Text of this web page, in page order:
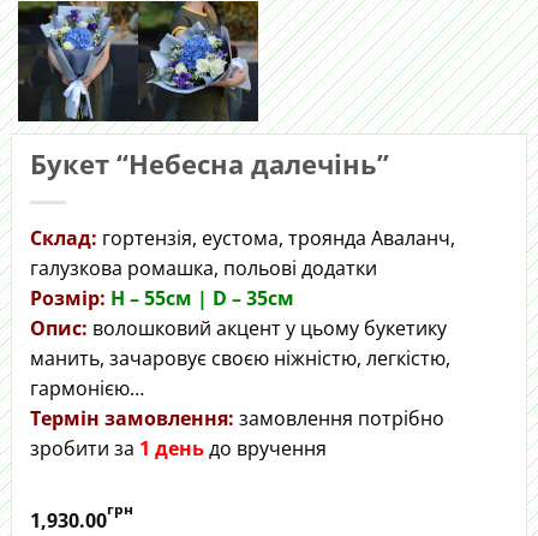
Букет “Небесна далечінь”
Склад: гортензія, еустома, троянда Аваланч,
галузкова ромашка, польові додатки
Розмір: H – 55cм | D – 35см
Опис: волошковий акцент у цьому букетику
манить, зачаровує своєю ніжністю, легкістю,
гармонією…
Термін замовлення: замовлення потрібно
зробити за 1 деньдо вручення
1,930.00грн